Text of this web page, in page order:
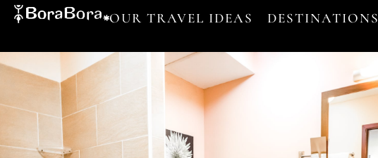
OUR TRAVEL IDEAS DESTINATIONS